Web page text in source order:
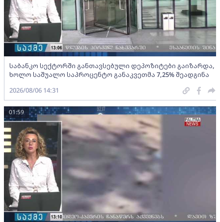
საბანკო სექტორში განთავსებული დეპოზიტები გაიზარდა,
ხოლო საშუალო საპროცენტო განაკვეთმა 7,25% შეადგინა
2026/08/06 14:31
01:59